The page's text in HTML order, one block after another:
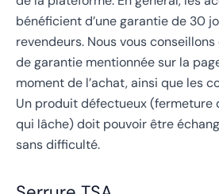
bénéficient d’une garantie de 30
revendeurs. Nous vous
de garantie mentionnée sur la
moment de l’achat, ainsi que les
Un produit défectueux (fermeture
qui lâche) doit pouvoir être
sans difficulté.